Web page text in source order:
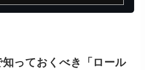
知っておくべき「ロール